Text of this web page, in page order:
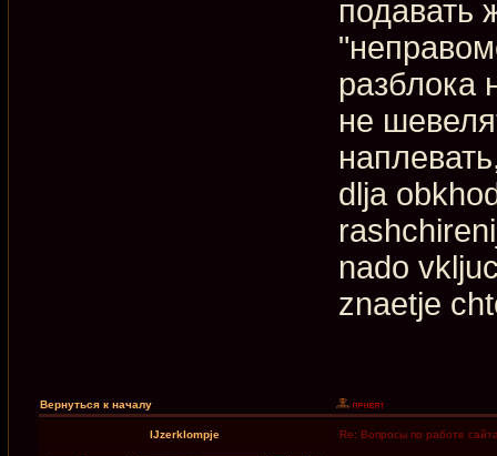
подавать
разблока
не
dlja
nado
znaetje
Вернуться к началу
IJzerklompje Re: Вопросы по работе